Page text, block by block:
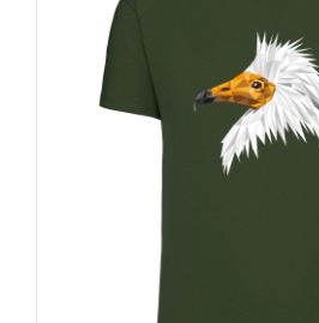
opciones
pueden
elegir
en
la
página